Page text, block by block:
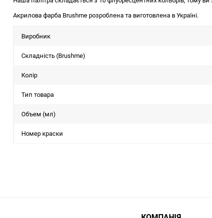
Акрилова фарба Brushme розроблена та виготовлена в Україні.
Виробник
Складність (Brushme)
Колір
Тип товара
Объем (мл)
Номер краски